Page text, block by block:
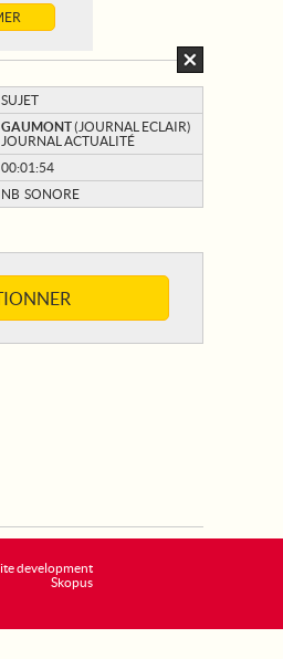
SUJET
GAUMONT(JOURNAL ECLAIR)
JOURNAL ACTUALITÉ
00:01:54
NB SONORE
development
Skopus